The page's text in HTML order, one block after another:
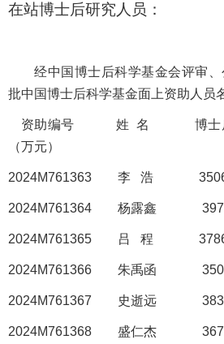
在站博士后研究人员：
经中国博士后科学基金会评审
批中国博士后科学基金面上资助人员
资助编号 姓 名 博士
（万元）
2024M761363 李 浩
2024M761364 杨露鑫
2024M761365 吕 程
2024M761366 朱禹函
2024M761367 史逝远
2024M761368 盛仁杰